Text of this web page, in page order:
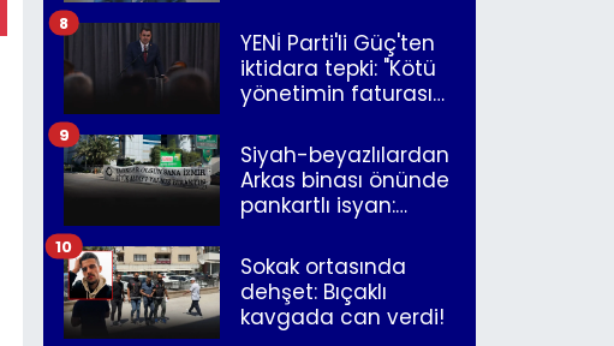
YENİ Parti'li Güç'ten
iktidara tepki: "Kötü
yönetimin faturasını
8
Siyah-beyazlılardan
Arkas binası önünde
pankartlı isyan:
İzmir"
9
Sokak ortasında
dehşet: Bıçaklı
kavgada can verdi!
10